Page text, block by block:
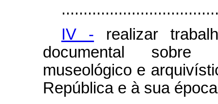
IV - realizar
documental sobre
museológico e
República e à sua